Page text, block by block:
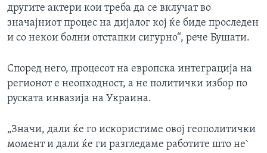
другите актери кои треба да се вклучат во
значајниот процес на дијалог кој ќе биде проследен
и со некои болни отстапки сигурно“, рече Бушати.
Според него, процесот на европска интеграција на
регионот е неопходност, а не политички избор по
руската инвазија на Украина.
„Значи, дали ќе го искористиме овој геополитички
момент и дали ќе ги разгледаме работите што не`